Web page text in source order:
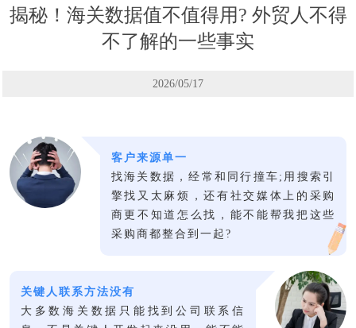
揭秘！海关数据值不值得用? 外贸人不得
不了解的一些事实
2026/05/17
客户来源单一
找海关数据，经常和同行撞车;用搜索引
擎找又太麻烦，还有社交媒体上的采购
商更不知道怎么找，能不能帮我把这些
采购商都整合到一起?
关键人联系方法没有
大多数海关数据只能找到公司联系信